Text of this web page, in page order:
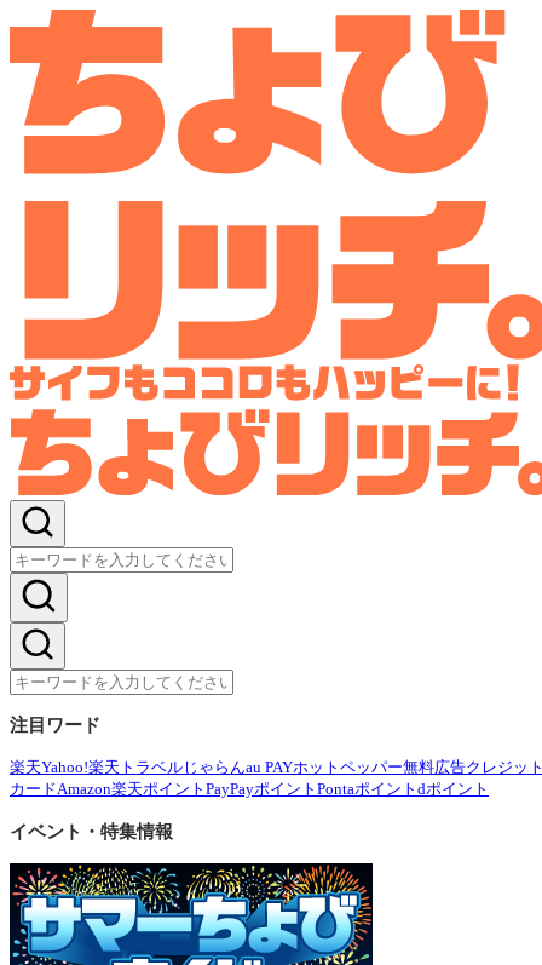
注目ワード
楽天Yahoo!楽天トラベル じゃらんau PAYホットペッパー無料広告クレジッ
カードAmazon楽天ポイント PayPayポイント Pontaポイント dポイント
イベント・特集情報